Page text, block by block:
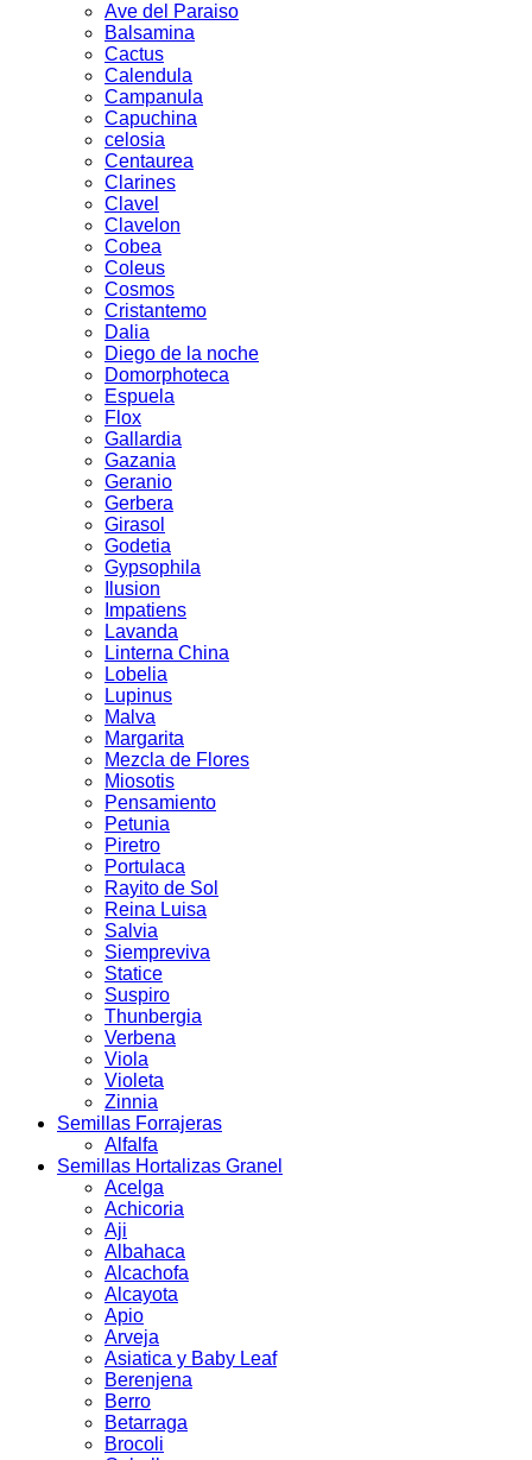
Ave del Paraiso
Balsamina
Cactus
Calendula
Campanula
Capuchina
celosia
Centaurea
Clarines
Clavel
Clavelon
Cobea
Coleus
Cosmos
Cristantemo
Dalia
Diego de la noche
Domorphoteca
Espuela
Flox
Gallardia
Gazania
Geranio
Gerbera
Girasol
Godetia
Gypsophila
Ilusion
Impatiens
Lavanda
Linterna China
Lobelia
Lupinus
Malva
Margarita
Mezcla de Flores
Miosotis
Pensamiento
Petunia
Piretro
Portulaca
Rayito de Sol
Reina Luisa
Salvia
Siempreviva
Statice
Suspiro
Thunbergia
Verbena
Viola
Violeta
Zinnia
Semillas Forrajeras
Alfalfa
Semillas Hortalizas Granel
Acelga
Achicoria
Aji
Albahaca
Alcachofa
Alcayota
Apio
Arveja
Asiatica y Baby Leaf
Berenjena
Berro
Betarraga
Brocoli